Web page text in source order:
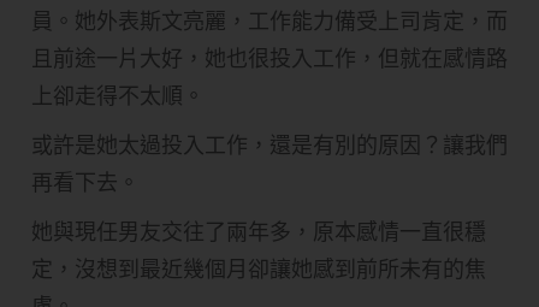
員。她外表斯文亮麗，工作能力備受上司肯定，而
且前途一片大好，她也很投入工作，但就在感情路
上卻走得不太順。
或許是她太過投入工作，還是有別的原因？讓我們
再看下去。
她與現任男友交往了兩年多，原本感情一直很穩
定，沒想到最近幾個月卻讓她感到前所未有的焦